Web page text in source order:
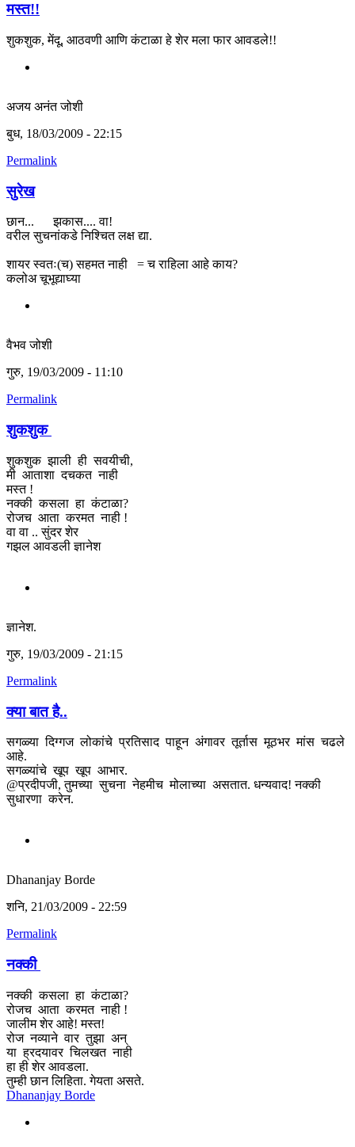
मस्त!!
शुकशुक, मेंदू, आठवणी आणि कंटाळा हे शेर मला फार आवडले!!
अजय अनंत जोशी
बुध, 18/03/2009 - 22:15
Permalink
सुरेख
छान... झकास.... वा!
वरील सुचनांकडे निश्चित लक्ष द्या.
शायर स्वतः(च) सहमत नाही = च राहिला आहे काय?
कलोअ चूभूद्याघ्या
वैभव जोशी
गुरु, 19/03/2009 - 11:10
Permalink
शुकशुक
शुकशुक झाली ही सवयीची,
मी आताशा दचकत नाही
मस्त !
नक्की कसला हा कंटाळा?
रोजच आता करमत नाही !
वा वा .. सुंदर शेर
गझल आवडली ज्ञानेश
ज्ञानेश.
गुरु, 19/03/2009 - 21:15
Permalink
क्या बात है..
सगळ्या दिग्गज लोकांचे प्रतिसाद पाहून अंगावर तूर्तास मूठभर मांस चढले
आहे.
सगळ्यांचे खूप खूप आभार.
@प्रदीपजी, तुमच्या सुचना नेहमीच मोलाच्या असतात. धन्यवाद! नक्की
सुधारणा करेन.
Dhananjay Borde
शनि, 21/03/2009 - 22:59
Permalink
नक्की
नक्की कसला हा कंटाळा?
रोजच आता करमत नाही !
जालीम शेर आहे! मस्त!
रोज नव्याने वार तुझा अन्
या ह्रदयावर चिलखत नाही
हा ही शेर आवडला.
तुम्ही छान लिहिता. गेयता असते.
Dhananjay Borde